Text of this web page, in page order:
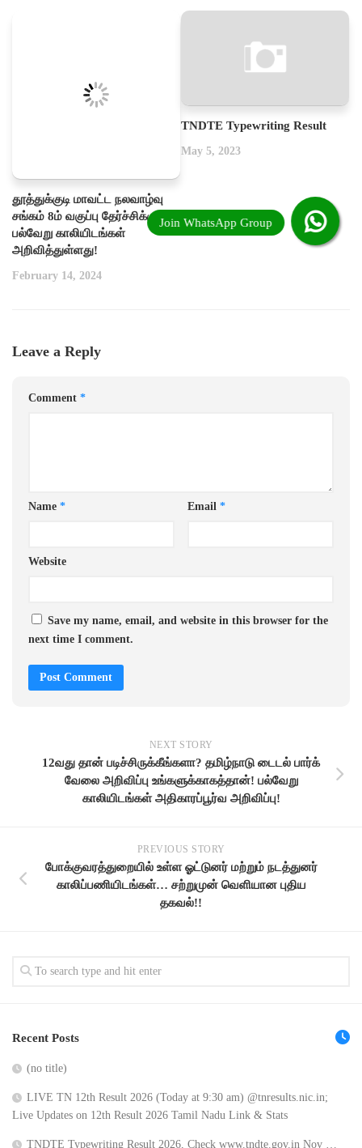
தூத்துக்குடி மாவட்ட நலவாழ்வு
சங்கம் 8ம் வகுப்பு தேர்ச்சிக்கு
பல்வேறு காலியிடங்கள்
அறிவித்துள்ளது!
February 14, 2024
TNDTE Typewriting Result
May 5, 2023
Leave a Reply
Comment *
Name * Email *
Website
Save my name, email, and website in this browser for the
next time I comment.
NEXT STORY
12வது தான் படிச்சிருக்கீங்களா? தமிழ்நாடு டைடல் பார்க்
வேலை அறிவிப்பு உங்களுக்காகத்தான்! பல்வேறு
காலியிடங்கள் அதிகாரப்பூர்வ அறிவிப்பு!
PREVIOUS STORY
போக்குவரத்துறையில் உள்ள ஓட்டுனர் மற்றும் நடத்துனர்
காலிப்பணியிடங்கள்… சற்றுமுன் வெளியான புதிய
தகவல்!!
Recent Posts
(no title)
LIVE TN 12th Result 2026 (Today at 9:30 am) @tnresults.nic.in;
Live Updates on 12th Result 2026 Tamil Nadu Link & Stats
TNDTE Typewriting Result 2026, Check www.tndte.gov.in Nov …